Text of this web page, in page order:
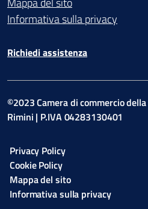
Informativa sulla privacy
Richiedi assistenza
©2023 Camera di commercio
Rimini | P.IVA 04283130401
Privacy Policy
Cookie Policy
Mappa del sito
Informativa sulla privacy